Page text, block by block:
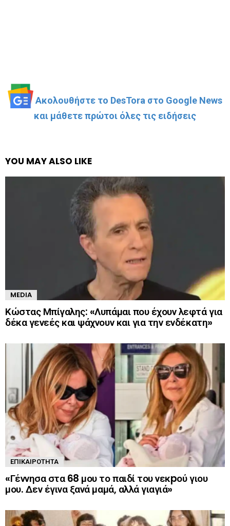
Ακολουθήστε το DesTora στο Google News
και μάθετε πρώτοι όλες τις ειδήσεις
YOU MAY ALSO LIKE
MEDIA
Κώστας Μπίγαλης: «Λυπάμαι που έχουν λεφτά για
δέκα γενεές και ψάχνουν και για την ενδέκατη»
ΕΠΙΚΑΙΡΌΤΗΤΑ
«Γέννησα στα 68 μου το παιδί του νεκpού γιου
μου. Δεν έγινα ξανά μαμά, αλλά γιαγιά»